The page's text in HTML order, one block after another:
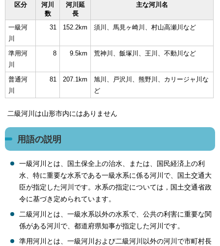
区分
河川
数
河川延
長
主な河川名
一級河
川
31 152.2km 須川、馬見ヶ崎川、村山高瀬川など
準用河
川
8 9.5km 荒神川、飯塚川、王川、不動川など
普通河
川
81 207.1km
旭川、戸沢川、熊野川、カリージャ川な
ど
二級河川は山形市内にはありません
用語の説明
一級河川とは、国土保全上の治水、または、国民経済上の利
水、特に重要な水系である一級水系に係る河川で、国土交通大
臣が指定した河川です。水系の指定については，国土交通省政
令に基づき定められています。
二級河川とは、一級水系以外の水系で、公共の利害に重要な関
係がある河川で、都道府県知事が指定した河川です。
準用河川とは、一級河川および二級河川以外の河川で市町村長